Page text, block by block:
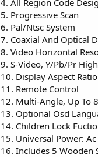
4. All Region Code
5. Progressive Scan
6. Pal/Ntsc System
7. Coaxial And Optical
8. Video Horizontal
9. S-Video, Y/Pb/Pr
10. Display Aspect
11. Remote Control
12. Multi-Angle, Up To
13. Optional Osd
14. Children Lock
15. Universal Power:
16. Includes 5 Wooden